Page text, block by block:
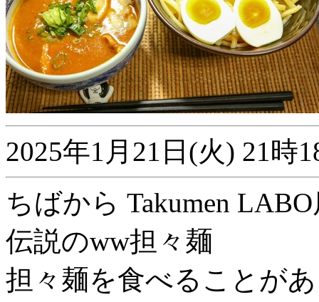
2025年1月21日(火) 21時
ちばから Takumen
伝説のww担々麺
担々麺を食べることが